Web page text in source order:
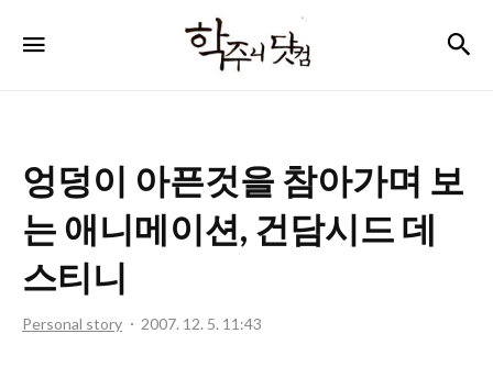
주
컴
엉덩이 아픈것을 참아가며 보
는 애니메이션, 건담시드 데
스티니
Personal story 2007. 12. 5. 11:43